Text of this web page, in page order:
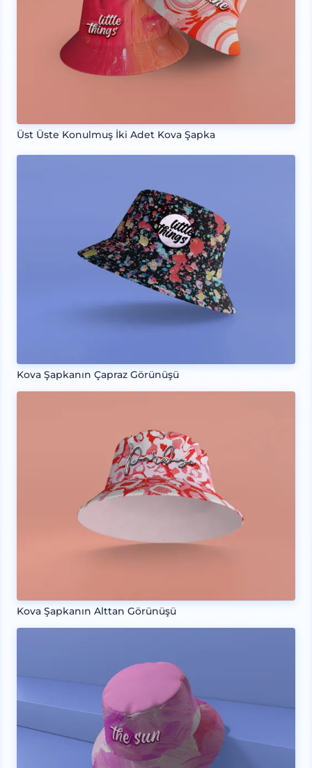
Üst Üste Konulmuş İki Adet Kova Şapka
Kova Şapkanın Çapraz Görünüşü
Kova Şapkanın Alttan Görünüşü